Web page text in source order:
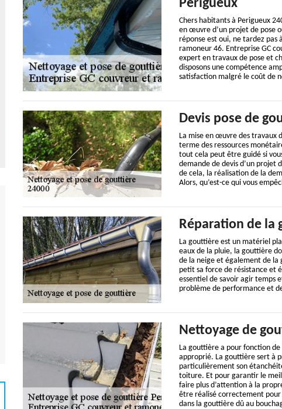
Perigueux
Chers habitants à Perigueux
en œuvre d’un projet de pose
réponse est oui, ne tardez pas
ramoneur 46. Entreprise GC
expert en travaux de pose et
disposons une compétence
satisfaction malgré le coût de
Devis pose de
La mise en œuvre des travaux
terme des ressources
tout cela peut être guidé si
demande de devis d’un projet
de cela, la réalisation de la
Alors, qu’est-ce qui vous
Réparation de la
La gouttière est un matériel
eaux de la pluie, la gouttière
de la neige et également de
petit sa force de résistance et
essentiel de savoir agir temps
problème de performance et
Nettoyage de
La gouttière a pour fonction
approprié. La gouttière sert à
particulièrement son
toiture. Et pour garantir le
faire plus d’attention à la
être réalisé correctement pour
dans la gouttière dû au